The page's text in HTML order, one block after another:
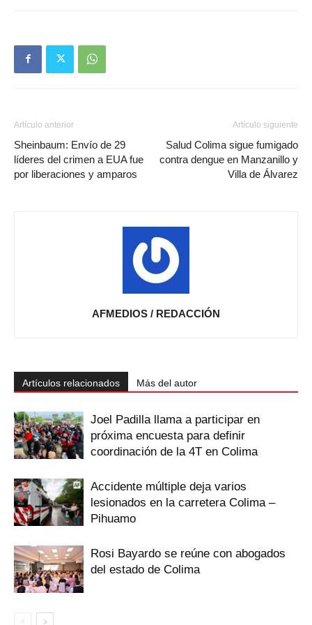
Artículo anterior
Sheinbaum: Envío de 29
líderes del crimen a EUA fue
por liberaciones y amparos
Artículo siguiente
Salud Colima sigue fumigado
contra dengue en Manzanillo y
Villa de Álvarez
AFMEDIOS / REDACCIÓN
Artículos relacionados Más del autor
Joel Padilla llama a participar en
próxima encuesta para definir
coordinación de la 4T en Colima
Accidente múltiple deja varios
lesionados en la carretera Colima –
Pihuamo
Rosi Bayardo se reúne con abogados
del estado de Colima